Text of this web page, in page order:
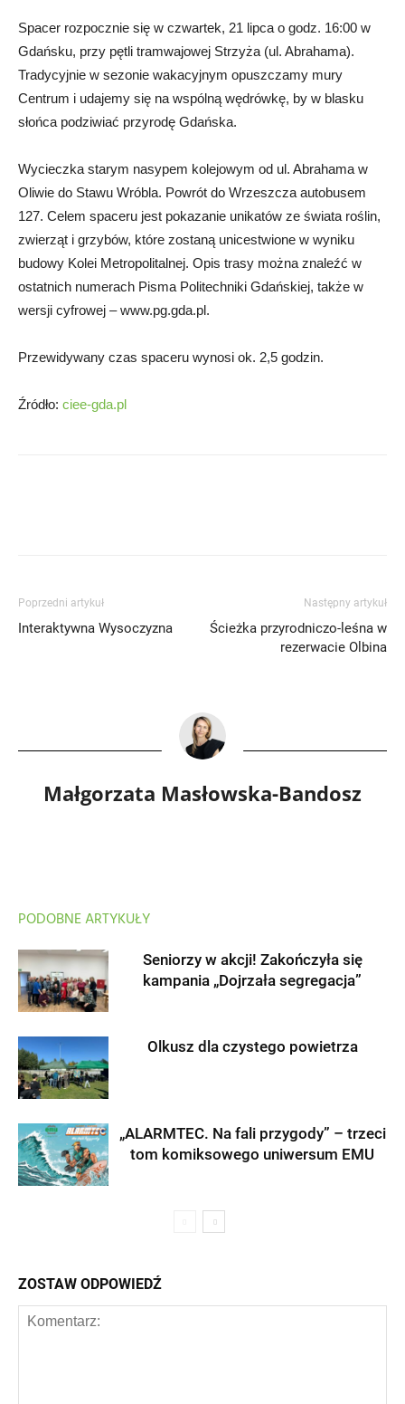
Spacer rozpocznie się w czwartek, 21 lipca o godz. 16:00 w
Gdańsku, przy pętli tramwajowej Strzyża (ul. Abrahama).
Tradycyjnie w sezonie wakacyjnym opuszczamy mury
Centrum i udajemy się na wspólną wędrówkę, by w blasku
słońca podziwiać przyrodę Gdańska.
Wycieczka starym nasypem kolejowym od ul. Abrahama w
Oliwie do Stawu Wróbla. Powrót do Wrzeszcza autobusem
127. Celem spaceru jest pokazanie unikatów ze świata roślin,
zwierząt i grzybów, które zostaną unicestwione w wyniku
budowy Kolei Metropolitalnej. Opis trasy można znaleźć w
ostatnich numerach Pisma Politechniki Gdańskiej, także w
wersji cyfrowej – www.pg.gda.pl.
Przewidywany czas spaceru wynosi ok. 2,5 godzin.
Źródło: ciee-gda.pl
Poprzedni artykuł
Interaktywna Wysoczyzna
Następny artykuł
Ścieżka przyrodniczo-leśna w
rezerwacie Olbina
Małgorzata Masłowska-Bandosz
PODOBNE ARTYKUŁY
Seniorzy w akcji! Zakończyła się
kampania „Dojrzała segregacja”
Olkusz dla czystego powietrza
„ALARMTEC. Na fali przygody” – trzeci
tom komiksowego uniwersum EMU
ZOSTAW ODPOWIEDŹ